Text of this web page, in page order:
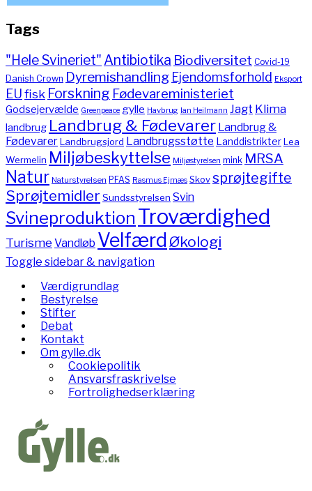
Tags
"Hele Svineriet" Antibiotika Biodiversitet Covid-19
Danish Crown Dyremishandling Ejendomsforhold Eksport
EUfisk Forskning Fødevareministeriet
Godsejervælde Greenpeace gylle Havbrug Ian Heilmann Jagt Klima
landbrug Landbrug & Fødevarer Landbrug &
FødevarerLandbrugsjord Landbrugsstøtte LanddistrikterLea
Wermelin Miljøbeskyttelse Miljøstyrelsen mink MRSA
Natur Naturstyrelsen PFAS Rasmus Ejrnæs Skov sprøjtegifte
Sprøjtemidler Sundsstyrelsen Svin
Svineproduktion Troværdighed
TurismeVandløb Velfærd Økologi
Toggle sidebar & navigation
Værdigrundlag
Bestyrelse
Stifter
Debat
Kontakt
Om gylle.dk
Cookiepolitik
Ansvarsfraskrivelse
Fortrolighedserklæring